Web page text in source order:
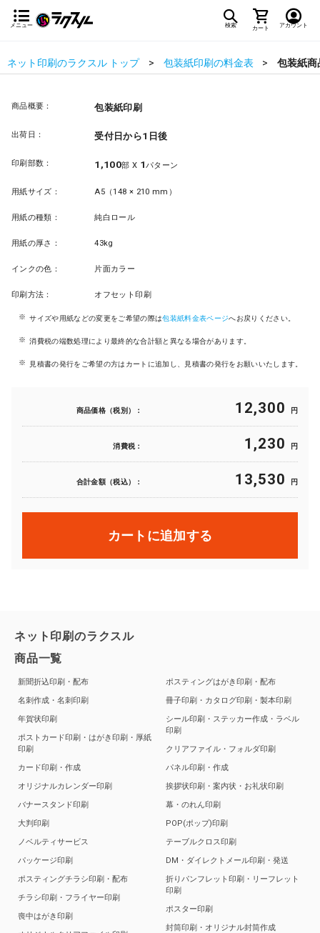
メニュー 検索 カート アカウント
ネット印刷のラクスル トップ 包装紙印刷の料金表 包装紙商
商品概要： 包装紙印刷
出荷日： 受付日から1日後
印刷部数： 1,100部 X 1パターン
用紙サイズ： A5（148 × 210 mm）
用紙の種類： 純白ロール
用紙の厚さ： 43kg
インクの色： 片面カラー
印刷方法： オフセット印刷
サイズや用紙などの変更をご希望の際は包装紙料金表ページへお戻りください。
消費税の端数処理により最終的な合計額と異なる場合があります。
見積書の発行をご希望の方はカートに追加し、見積書の発行をお願いいたします。
商品価格（税別）： 12,300 円
消費税： 1,230 円
合計金額（税込）： 13,530 円
カートに追加する
ネット印刷のラクスル
商品一覧
新聞折込印刷・配布
名刺作成・名刺印刷
年賀状印刷
ポストカード印刷・はがき印刷・厚紙
印刷
カード印刷・作成
オリジナルカレンダー印刷
バナースタンド印刷
大判印刷
ノベルティサービス
パッケージ印刷
ポスティングチラシ印刷・配布
チラシ印刷・フライヤー印刷
喪中はがき印刷
ポスティングはがき印刷・配布
冊子印刷・カタログ印刷・製本印刷
シール印刷・ステッカー作成・ラベル
印刷
クリアファイル・フォルダ印刷
パネル印刷・作成
挨拶状印刷・案内状・お礼状印刷
幕・のれん印刷
POP(ポップ)印刷
テーブルクロス印刷
DM・ダイレクトメール印刷・発送
折りパンフレット印刷・リーフレット
印刷
ポスター印刷
封筒印刷・オリジナル封筒作成